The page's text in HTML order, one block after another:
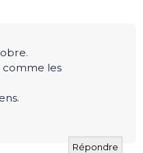
comme les
Répondre